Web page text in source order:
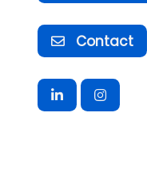
Contact